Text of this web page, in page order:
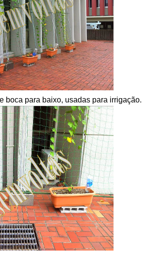
boca para baixo, usadas para irrigação.